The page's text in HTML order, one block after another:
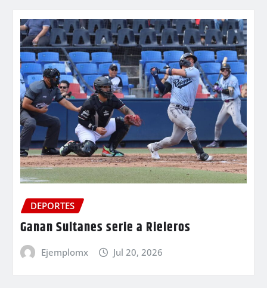
DEPORTES
Ganan Sultanes serie a Rieleros
Ejemplomx Jul 20, 2026